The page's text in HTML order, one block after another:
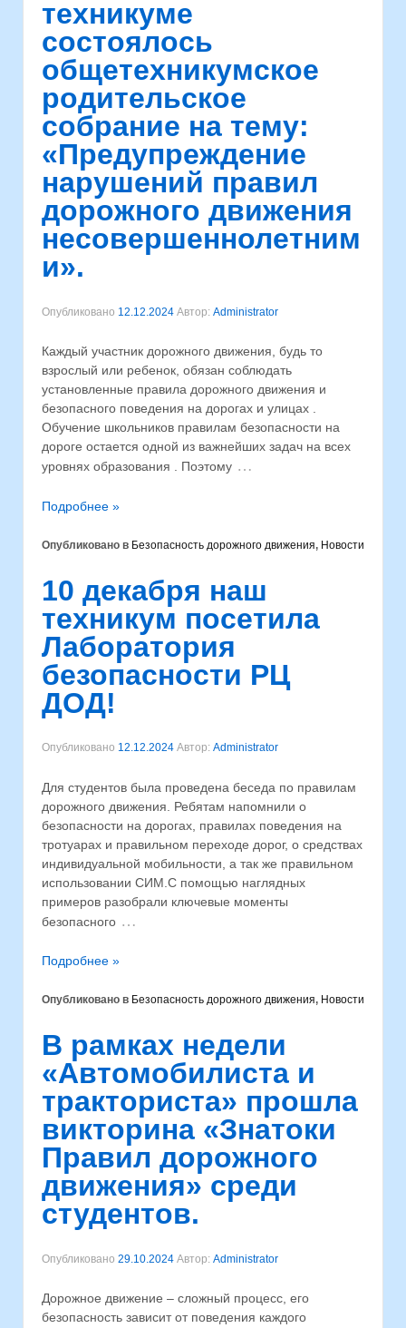
техникуме
состоялось
общетехникумское
родительское
собрание на тему:
«Предупреждение
нарушений правил
дорожного движения
несовершеннолетним
и».
Опубликовано 12.12.2024 Автор: Administrator
Каждый участник дорожного движения, будь то
взрослый или ребенок, обязан соблюдать
установленные правила дорожного движения и
безопасного поведения на дорогах и улицах .
Обучение школьников правилам безопасности на
дороге остается одной из важнейших задач на всех
уровнях образования . Поэтому …
Подробнее »
Опубликовано в Безопасность дорожного движения, Новости
10 декабря наш
техникум посетила
Лаборатория
безопасности РЦ
ДОД!
Опубликовано 12.12.2024 Автор: Administrator
Для студентов была проведена беседа по правилам
дорожного движения. Ребятам напомнили о
безопасности на дорогах, правилах поведения на
тротуарах и правильном переходе дорог, о средствах
индивидуальной мобильности, а так же правильном
использовании СИМ.⁣С помощью наглядных
примеров разобрали ключевые моменты
безопасного …
Подробнее »
Опубликовано в Безопасность дорожного движения, Новости
В рамках недели
«Автомобилиста и
тракториста» прошла
викторина «Знатоки
Правил дорожного
движения» среди
студентов.
Опубликовано 29.10.2024 Автор: Administrator
Дорожное движение – сложный процесс, его
безопасность зависит от поведения каждого